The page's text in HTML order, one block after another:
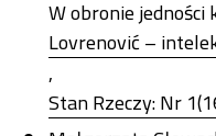
W obronie
Lovrenović –
,
Stan Rzeczy: Nr